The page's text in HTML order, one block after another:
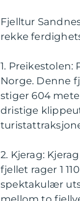
Fjelltur
rekke
1.
Norge. Denne
stiger 604
dristige
2. Kjerag:
fjellet rager 1
spektakulær